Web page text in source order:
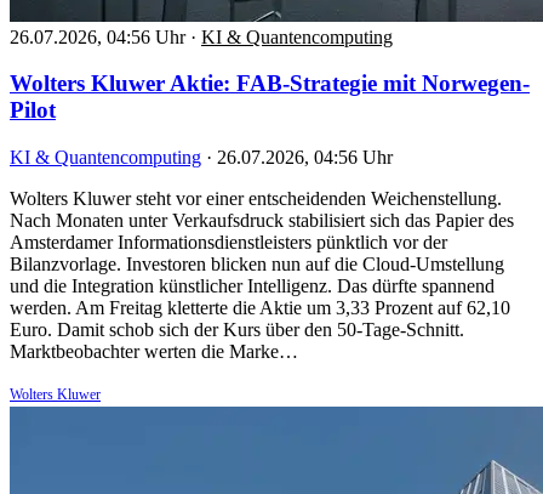
26.07.2026, 04:56 Uhr · KI & Quantencomputing
Wolters Kluwer Aktie: FAB-Strategie mit Norwegen-
Pilot
KI & Quantencomputing · 26.07.2026, 04:56 Uhr
Wolters Kluwer steht vor einer entscheidenden Weichenstellung.
Nach Monaten unter Verkaufsdruck stabilisiert sich das Papier des
Amsterdamer Informationsdienstleisters pünktlich vor der
Bilanzvorlage. Investoren blicken nun auf die Cloud-Umstellung
und die Integration künstlicher Intelligenz. Das dürfte spannend
werden. Am Freitag kletterte die Aktie um 3,33 Prozent auf 62,10
Euro. Damit schob sich der Kurs über den 50-Tage-Schnitt.
Marktbeobachter werten die Marke…
Wolters Kluwer